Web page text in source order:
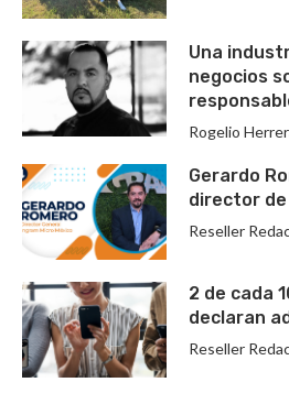
Una
negocios
Rogelio
Gerardo
director de
Reseller
2 de cada
declaran
Reseller